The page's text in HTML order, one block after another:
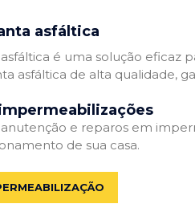
asfáltica
é uma solução eficaz
asfáltica de alta qualidade,
e reparos em
de sua casa.